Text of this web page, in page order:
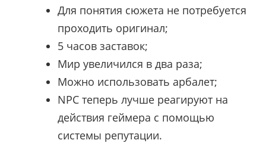
Для понятия сюжета не потребуется
проходить оригинал;
5 часов заставок;
Мир увеличился в два раза;
Можно использовать арбалет;
NPC теперь лучше реагируют на
действия геймера с помощью
системы репутации.